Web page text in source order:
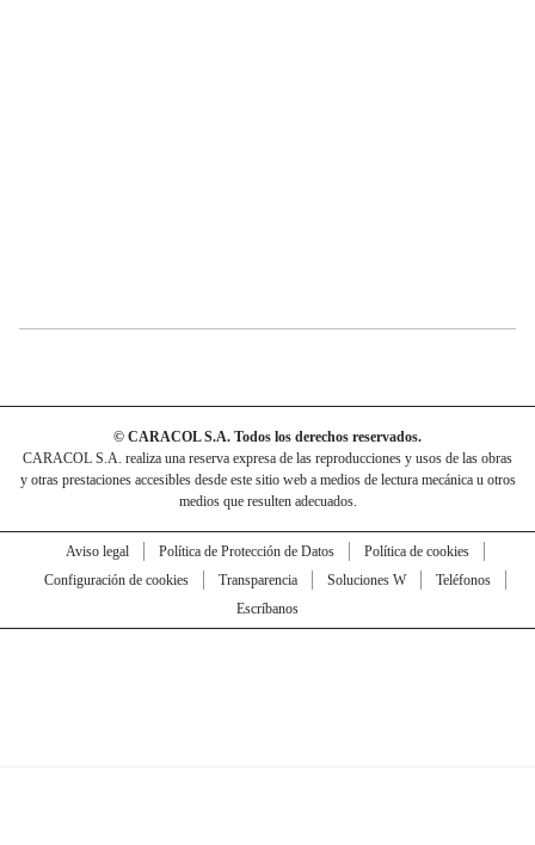
© CARACOL S.A. Todos los derechos reservados.
CARACOL S.A. realiza una reserva expresa de las reproducciones y usos de las obras
y otras prestaciones accesibles desde este sitio web a medios de lectura mecánica u otros
medios que resulten adecuados.
Aviso legal Política de Protección de Datos
Política de cookies
Configuración de cookies
Transparencia Soluciones W
Teléfonos
Escríbanos